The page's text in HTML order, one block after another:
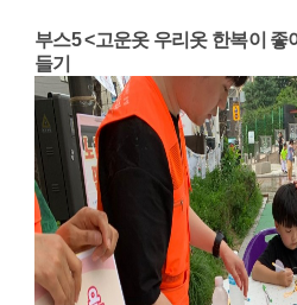
부스5 <고운옷 우리옷 한복이 좋
들기